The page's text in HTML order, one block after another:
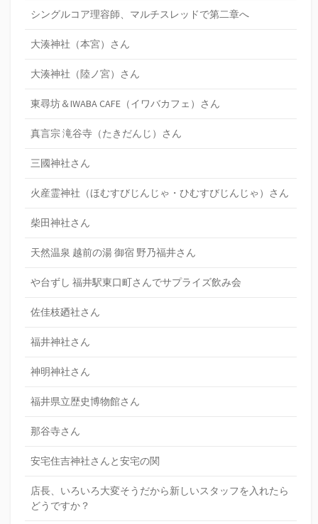
シングルコア理容師、マルチスレッドで第二章へ
大湊神社（本宮）さん
大湊神社（陸ノ宮）さん
東尋坊＆IWABA CAFE（イワバカフェ）さん
真言宗 滝谷寺（たきだんじ）さん
三國神社さん
火産霊神社（ほむすびじんじゃ・ひむすびじんじゃ）さん
柴田神社さん
天然温泉 越前の湯 御宿 野乃福井さん
や台ずし 福井駅東口町さんでサプライズ飲み会
佐佳枝廼社さん
福井神社さん
神明神社さん
福井県立歴史博物館さん
那谷寺さん
安宅住吉神社さんと安宅の関
店長、いろいろ大変そうだから新しいスタッフを入れたら
どうですか？